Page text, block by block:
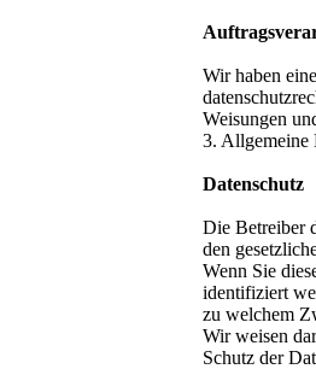
Wir haben
Weisungen
3. Allgemeine
Datenschutz
Die Betreiber
den
Wenn Sie
identifiziert
zu welchem
Wir weisen
Schutz der